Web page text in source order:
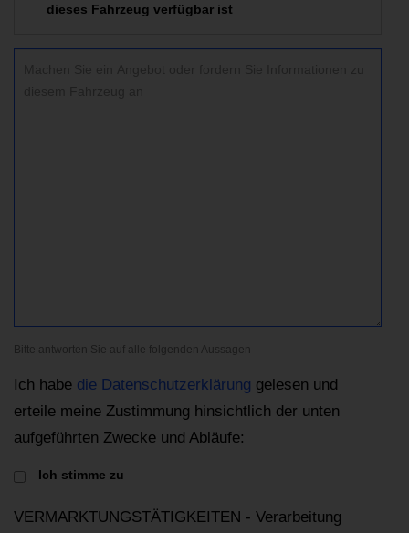
dieses Fahrzeug verfügbar ist
Bitte antworten Sie auf alle folgenden Aussagen
Ich habe die Datenschutzerklärung gelesen und
erteile meine Zustimmung hinsichtlich der unten
aufgeführten Zwecke und Abläufe:
Ich stimme zu
VERMARKTUNGSTÄTIGKEITEN - Verarbeitung